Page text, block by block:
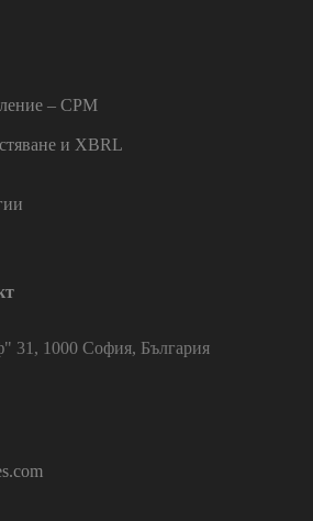
– CPM
и XBRL
31, 1000 София, България